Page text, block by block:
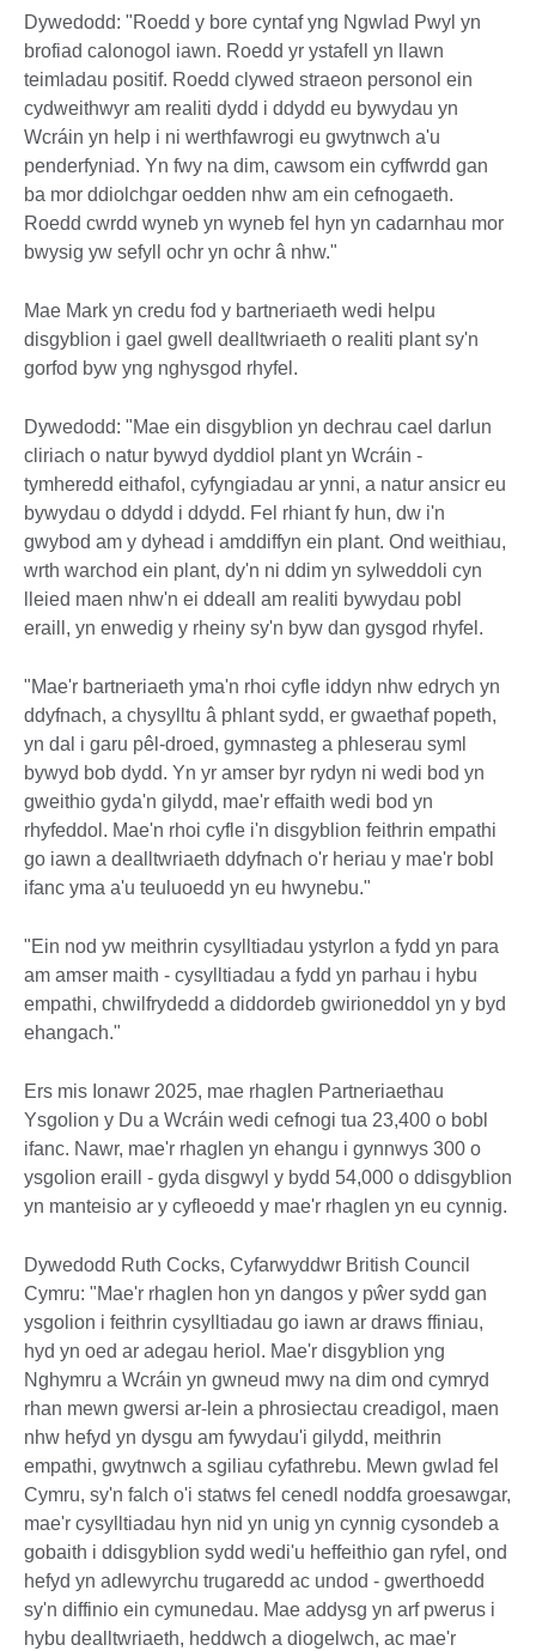
Dywedodd: "Roedd y bore cyntaf yng Ngwlad Pwyl yn
brofiad calonogol iawn. Roedd yr ystafell yn llawn
teimladau positif. Roedd clywed straeon personol ein
cydweithwyr am realiti dydd i ddydd eu bywydau yn
Wcráin yn help i ni werthfawrogi eu gwytnwch a'u
penderfyniad. Yn fwy na dim, cawsom ein cyffwrdd gan
ba mor ddiolchgar oedden nhw am ein cefnogaeth.
Roedd cwrdd wyneb yn wyneb fel hyn yn cadarnhau mor
bwysig yw sefyll ochr yn ochr â nhw."
Mae Mark yn credu fod y bartneriaeth wedi helpu
disgyblion i gael gwell dealltwriaeth o realiti plant sy'n
gorfod byw yng nghysgod rhyfel.
Dywedodd: "Mae ein disgyblion yn dechrau cael darlun
cliriach o natur bywyd dyddiol plant yn Wcráin -
tymheredd eithafol, cyfyngiadau ar ynni, a natur ansicr eu
bywydau o ddydd i ddydd. Fel rhiant fy hun, dw i'n
gwybod am y dyhead i amddiffyn ein plant. Ond weithiau,
wrth warchod ein plant, dy'n ni ddim yn sylweddoli cyn
lleied maen nhw'n ei ddeall am realiti bywydau pobl
eraill, yn enwedig y rheiny sy'n byw dan gysgod rhyfel.
"Mae'r bartneriaeth yma'n rhoi cyfle iddyn nhw edrych yn
ddyfnach, a chysylltu â phlant sydd, er gwaethaf popeth,
yn dal i garu pêl-droed, gymnasteg a phleserau syml
bywyd bob dydd. Yn yr amser byr rydyn ni wedi bod yn
gweithio gyda'n gilydd, mae'r effaith wedi bod yn
rhyfeddol. Mae'n rhoi cyfle i'n disgyblion feithrin empathi
go iawn a dealltwriaeth ddyfnach o'r heriau y mae'r bobl
ifanc yma a'u teuluoedd yn eu hwynebu."
"Ein nod yw meithrin cysylltiadau ystyrlon a fydd yn para
am amser maith - cysylltiadau a fydd yn parhau i hybu
empathi, chwilfrydedd a diddordeb gwirioneddol yn y byd
ehangach."
Ers mis Ionawr 2025, mae rhaglen Partneriaethau
Ysgolion y Du a Wcráin wedi cefnogi tua 23,400 o bobl
ifanc. Nawr, mae'r rhaglen yn ehangu i gynnwys 300 o
ysgolion eraill - gyda disgwyl y bydd 54,000 o ddisgyblion
yn manteisio ar y cyfleoedd y mae'r rhaglen yn eu cynnig.
Dywedodd Ruth Cocks, Cyfarwyddwr British Council
Cymru: "Mae'r rhaglen hon yn dangos y pŵer sydd gan
ysgolion i feithrin cysylltiadau go iawn ar draws ffiniau,
hyd yn oed ar adegau heriol. Mae'r disgyblion yng
Nghymru a Wcráin yn gwneud mwy na dim ond cymryd
rhan mewn gwersi ar-lein a phrosiectau creadigol, maen
nhw hefyd yn dysgu am fywydau'i gilydd, meithrin
empathi, gwytnwch a sgiliau cyfathrebu. Mewn gwlad fel
Cymru, sy'n falch o'i statws fel cenedl noddfa groesawgar,
mae'r cysylltiadau hyn nid yn unig yn cynnig cysondeb a
gobaith i ddisgyblion sydd wedi'u heffeithio gan ryfel, ond
hefyd yn adlewyrchu trugaredd ac undod - gwerthoedd
sy'n diffinio ein cymunedau. Mae addysg yn arf pwerus i
hybu dealltwriaeth, heddwch a diogelwch, ac mae'r